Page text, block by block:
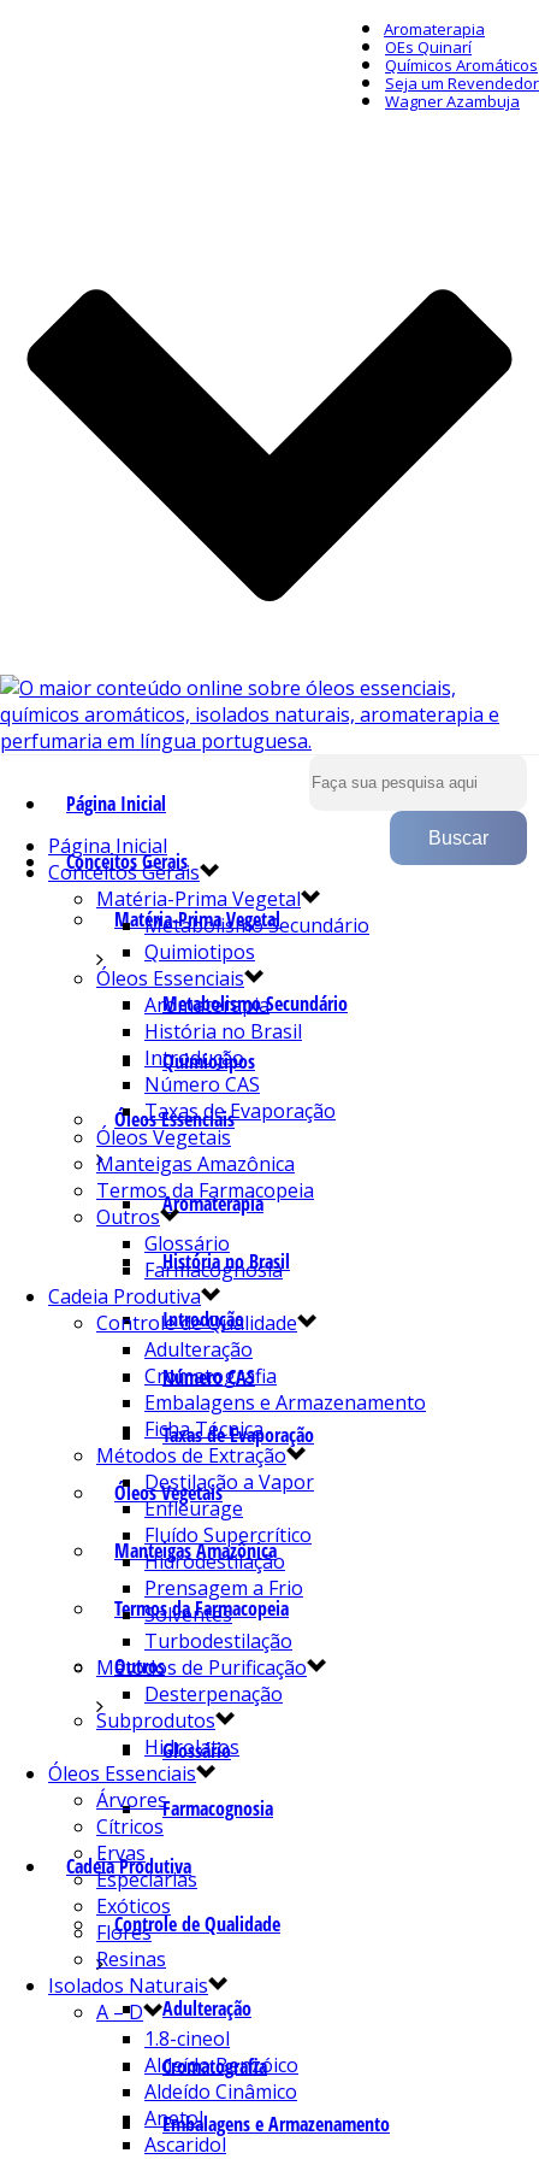
Aromaterapia
OEs Quinarí
Químicos Aromáticos
Seja um Revendedor
Wagner Azambuja
Página Inicial
Conceitos Gerais
Matéria-Prima Vegetal
Metabolismo Secundário
Quimiotipos
Óleos Essenciais
Aromaterapia
História no Brasil
Introdução
Número CAS
Taxas de Evaporação
Óleos Vegetais
Manteigas Amazônica
Termos da Farmacopeia
Outros
Glossário
Farmacognosia
Cadeia Produtiva
Controle de Qualidade
Adulteração
Cromatografia
Embalagens e Armazenamento
Página Inicial
Conceitos Gerais
Matéria-Prima Vegetal
Metabolismo Secundário
Quimiotipos
Óleos Essenciais
Aromaterapia
História no Brasil
Introdução
Número CAS
Taxas de Evaporação
Óleos Vegetais
Manteigas Amazônica
Termos da Farmacopeia
Outros
Glossário
Farmacognosia
Cadeia Produtiva
Controle de Qualidade
Adulteração
Cromatografia
Embalagens e Armazenamento
Ficha Técnica
Métodos de Extração
Destilação a Vapor
Enfleurage
Fluído Supercrítico
Hidrodestilação
Prensagem a Frio
Solventes
Turbodestilação
Métodos de Purificação
Desterpenação
Subprodutos
Hidrolatos
Óleos Essenciais
Árvores
Cítricos
Ervas
Especiarias
Exóticos
Flores
Resinas
Isolados Naturais
A – D
1.8-cineol
Aldeído Benzóico
Aldeído Cinâmico
Anetol
Ascaridol